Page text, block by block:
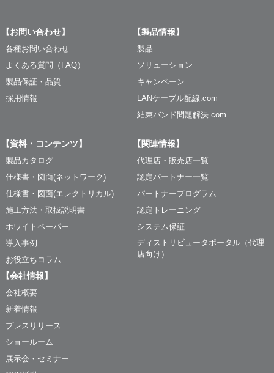
【お問い合わせ】
各種お問い合わせ
よくある質問（FAQ）
製品保証・品質
採用情報
【製品情報】
製品
ソリューション
キャンペーン
LANケーブル配線.com
結束バンド問題解決.com
【資料・コンテンツ】
製品カタログ
仕様書・図面(ネットワーク)
仕様書・図面(エレクトリカル)
施工方法・取扱説明書
ホワイトペーパー
導入事例
お役立ちコラム
【関連情報】
代理店・販売店一覧
認定パートナー一覧
パートナープログラム
認定トレーニング
システム保証
ディストリビュータポータル（代理
店向け）
【会社情報】
会社概要
新着情報
プレスリリース
ショールーム
展示会・セミナー